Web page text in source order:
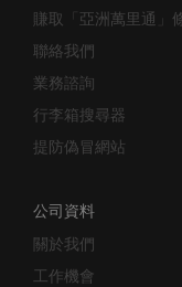
賺取「亞洲萬里通」
聯絡我們
業務諮詢
行李箱搜尋器
提防偽冒網站
公司資料
關於我們
工作機會